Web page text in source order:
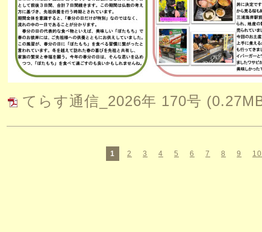
てらす通信_2026年 170号
1 2 3 4 5 6 7 8 9 10